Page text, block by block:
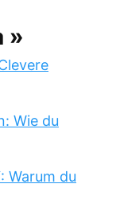
»
Wie du
Warum du